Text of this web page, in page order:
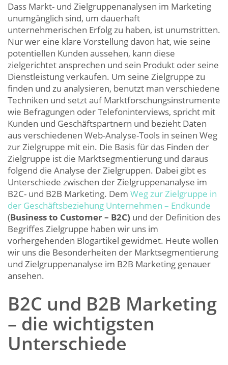
Dass Markt- und Zielgruppenanalysen im Marketing
unumgänglich sind, um dauerhaft
unternehmerischen Erfolg zu haben, ist unumstritten.
Nur wer eine klare Vorstellung davon hat, wie seine
potentiellen Kunden aussehen, kann diese
zielgerichtet ansprechen und sein Produkt oder seine
Dienstleistung verkaufen. Um seine Zielgruppe zu
finden und zu analysieren, benutzt man verschiedene
Techniken und setzt auf Marktforschungsinstrumente
wie Befragungen oder Telefoninterviews, spricht mit
Kunden und Geschäftspartnern und bezieht Daten
aus verschiedenen Web-Analyse-Tools in seinen Weg
zur Zielgruppe mit ein. Die Basis für das Finden der
Zielgruppe ist die Marktsegmentierung und daraus
folgend die Analyse der Zielgruppen. Dabei gibt es
Unterschiede zwischen der Zielgruppenanalyse im
B2C- und B2B Marketing. Dem Weg zur Zielgruppe in
der Geschäftsbeziehung Unternehmen – Endkunde
(Business to Customer – B2C) und der Definition des
Begriffes Zielgruppe haben wir uns im
vorhergehenden Blogartikel gewidmet. Heute wollen
wir uns die Besonderheiten der Marktsegmentierung
und Zielgruppenanalyse im B2B Marketing genauer
ansehen.
B2C und B2B Marketing
– die wichtigsten
Unterschiede